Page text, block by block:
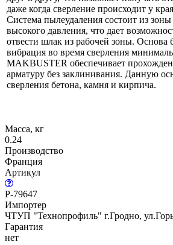
даже когда сверление происходит у
Система пылеудаления состоит из
высокого давления, что дает
отвести шлак из рабочей зоны. Основа
вибрация во время сверления
MAKBUSTER обеспечивает
арматуру без заклинивания. Данную
сверления бетона, камня и кирпича.
Масса, кг
0.24
Производство
Франция
Артикул
P-79647
Импортер
ЧТУП "Технопрофиль" г.Гродно,
Гарантия
нет